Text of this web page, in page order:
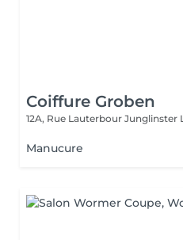
Coiffure Groben
12A, Rue Lauterbour Junglinster
Manucure